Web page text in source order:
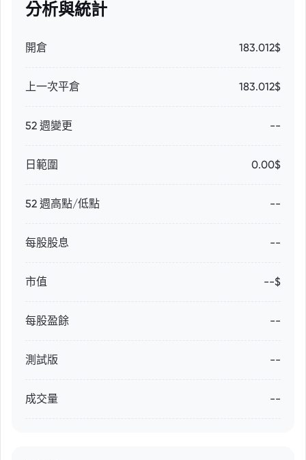
分析與統計
開倉 183.012$
上一次平倉 183.012$
52 週變更 --
日範圍 0.00$
52 週高點/低點 --
每股股息 --
市值 --$
每股盈餘 --
測試版 --
成交量 --